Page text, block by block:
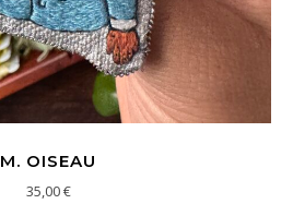
M. OISEAU
35,00€